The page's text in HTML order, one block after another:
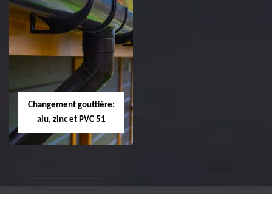
Réparation et
changement de
tuile de rive 51
Changement gouttière:
alu, zinc et PVC 51